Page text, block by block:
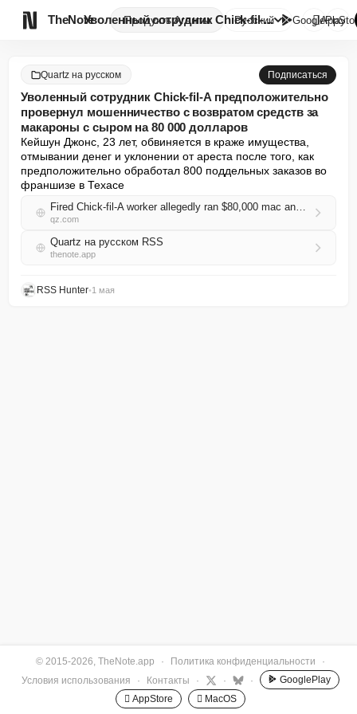
TheNote ПродуктыАгенты
Уволенный сотрудник Chick-fil-...
Русский GooglePlay

Quartz на русском Подписаться
Уволенный сотрудник Chick-fil-A предположительно
провернул мошенничество с возвратом средств за
макароны с сыром на 80 000 долларов
Кейшун Джонс, 23 лет, обвиняется в краже имущества,
отмывании денег и уклонении от ареста после того, как
предположительно обработал 800 поддельных заказов во
франшизе в Техасе
Fired Chick-fil-A worker allegedly ran $80,000 mac and cheese refund fraud
qz.com
Quartz на русском RSS
thenote.app
RSS Hunter•1 мая
© 2015-2026, TheNote.app · Политика конфиденциальности
·
Условия использования
· Контакты · · ·
GooglePlay
 AppStore
 MacOS